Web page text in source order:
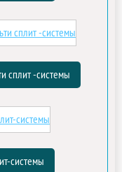
сплит -системы
системы